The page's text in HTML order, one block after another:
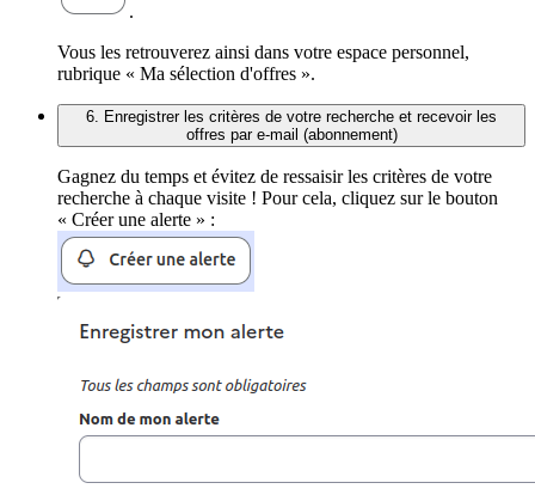
.
Vous les retrouverez ainsi dans votre espace personnel,
rubrique « Ma sélection d'offres ».
6. Enregistrer les critères de votre recherche et recevoir les
offres par e-mail (abonnement)
Gagnez du temps et évitez de ressaisir les critères de votre
recherche à chaque visite ! Pour cela, cliquez sur le bouton
« Créer une alerte » :